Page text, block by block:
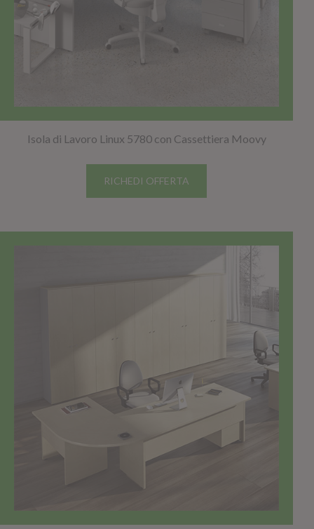
Isola di Lavoro Linux 5780 con Cassettiera Moovy
RICHEDI OFFERTA
TOP SELLER!